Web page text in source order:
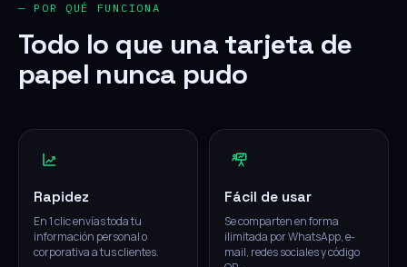
— POR QUÉ FUNCIONA
Todo lo que una tarjeta de
papel nunca pudo
Rapidez
En 1 clic envías toda tu
información personal o
corporativa a tus clientes.
Fácil de usar
Se comparten en forma
ilimitada por WhatsApp, e-
mail, redes sociales y código